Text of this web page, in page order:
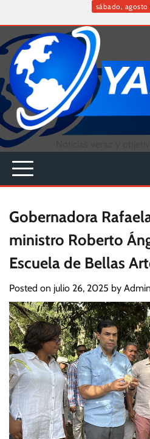
content
sábado,
Gobernadora
ministro Roberto
Escuela de Bellas
Posted on julio 26, 2025 by